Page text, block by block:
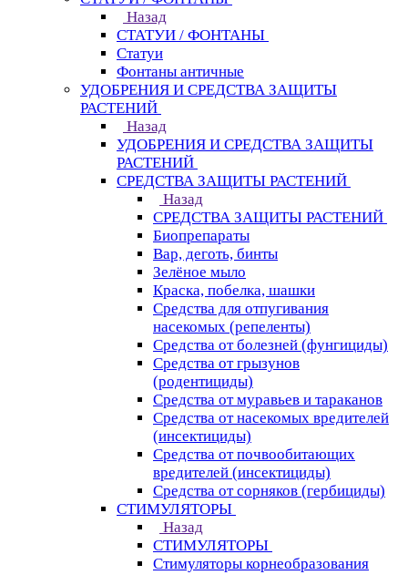
Назад
СТАТУИ / ФОНТАНЫ
Статуи
Фонтаны античные
УДОБРЕНИЯ И СРЕДСТВА ЗАЩИТЫ
РАСТЕНИЙ
Назад
УДОБРЕНИЯ И СРЕДСТВА ЗАЩИТЫ
РАСТЕНИЙ
СРЕДСТВА ЗАЩИТЫ РАСТЕНИЙ
Назад
СРЕДСТВА ЗАЩИТЫ РАСТЕНИЙ
Биопрепараты
Вар, деготь, бинты
Зелёное мыло
Краска, побелка, шашки
Средства для отпугивания
насекомых (репеленты)
Средства от болезней (фунгициды)
Средства от грызунов
(родентициды)
Средства от муравьев и тараканов
Средства от насекомых вредителей
(инсектициды)
Средства от почвообитающих
вредителей (инсектициды)
Средства от сорняков (гербициды)
СТИМУЛЯТОРЫ
Назад
СТИМУЛЯТОРЫ
Стимуляторы корнеобразования